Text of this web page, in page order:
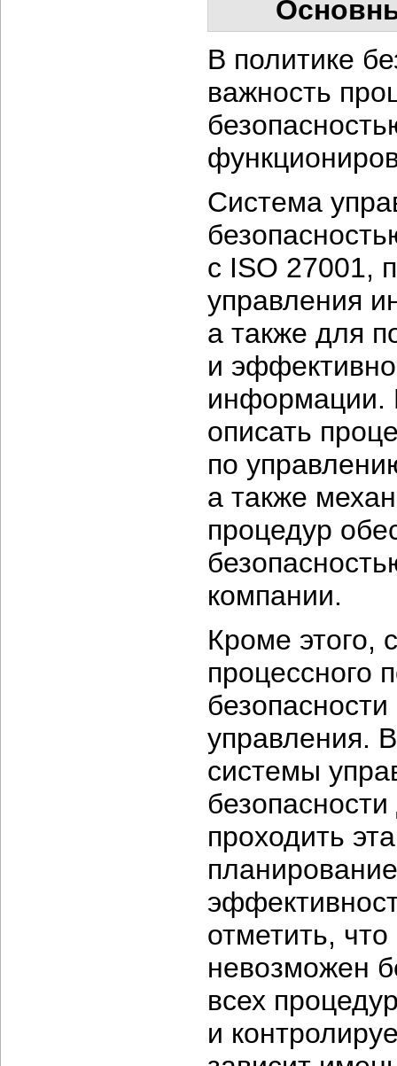
В политике
важность
Система
с ISO 27001,
управления
а также для
и
информации.
описать
по
а также
процедур
компании.
Кроме этого,
процессного
управления.
системы
проходить
отметить,
невозможен
всех
и